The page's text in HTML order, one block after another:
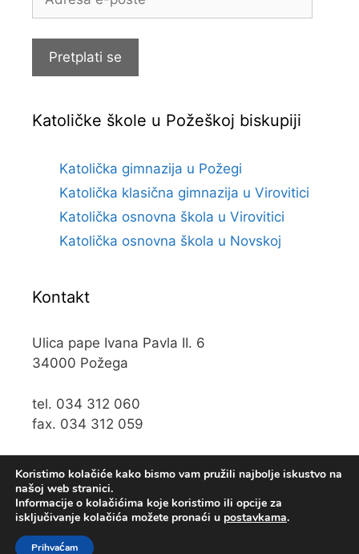
e-
Pretplati se
Katoličke škole u Požeškoj biskupiji
Katolička gimnazija u Požegi
Katolička klasična gimnazija u Virovitici
Katolička osnovna škola u Virovitici
Katolička osnovna škola u Novskoj
Kontakt
Ulica pape Ivana Pavla II. 6
34000 Požega
tel. 034 312 060
fax. 034 312 059
Koristimo kolačiće kako bismo vam pružili najbolje iskustvo na
našoj web stranici.
Informacije o kolačićima koje koristimo ili opcije za
isključivanje kolačića možete pronaći u postavkama.
Prihvaćam